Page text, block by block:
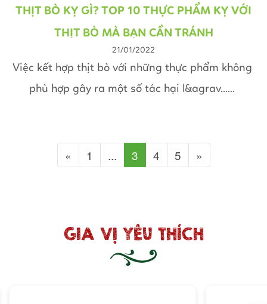
THỊT BÒ KỴ GÌ? TOP 10 THỰC PHẨM KỴ VỚI
THỊT BÒ MÀ BẠN CẦN TRÁNH
21/01/2022
Việc kết hợp thịt bò với những thực phẩm không
phù hợp gây ra một số tác hại l&agrav......
« Previous
1 ... 3 4 5 »
GIA VỊ YÊU THÍCH